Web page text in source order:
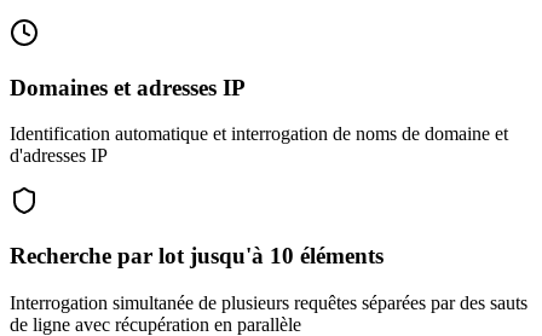
Domaines et adresses IP
Identification automatique et interrogation de noms de domaine et
d'adresses IP
Recherche par lot jusqu'à 10 éléments
Interrogation simultanée de plusieurs requêtes séparées par des sauts
de ligne avec récupération en parallèle